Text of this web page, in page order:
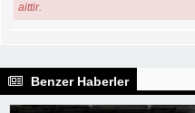
aittir.
Benzer Haberler